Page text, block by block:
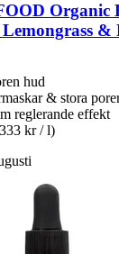
Organic
hud
& stora
reglerande effekt
kr / l)